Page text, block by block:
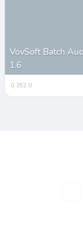
VovSoft Batch
1.6
0 352 0